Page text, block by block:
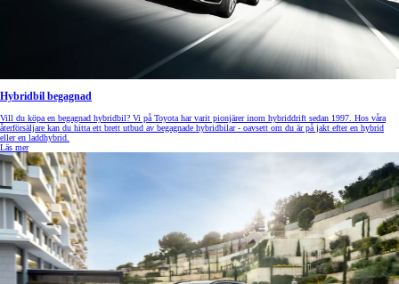
Hybridbil begagnad
Vill du köpa en begagnad hybridbil? Vi på Toyota har varit pionjärer inom hybriddrift sedan 1997. Hos våra
återförsäljare kan du hitta ett brett utbud av begagnade hybridbilar - oavsett om du är på jakt efter en hybrid
eller en laddhybrid.
Läs mer